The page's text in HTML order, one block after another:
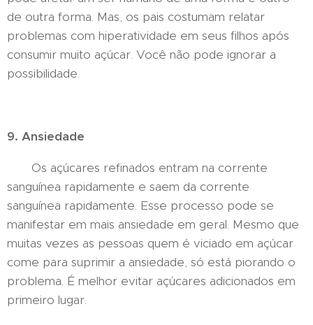
de outra forma. Mas, os pais costumam relatar
problemas com hiperatividade em seus filhos após
consumir muito açúcar. Você não pode ignorar a
possibilidade.
9. Ansiedade
Os açúcares refinados entram na corrente
sanguínea rapidamente e saem da corrente
sanguínea rapidamente. Esse processo pode se
manifestar em mais ansiedade em geral. Mesmo que
muitas vezes as pessoas quem é viciado em açúcar
come para suprimir a ansiedade, só está piorando o
problema. É melhor evitar açúcares adicionados em
primeiro lugar.